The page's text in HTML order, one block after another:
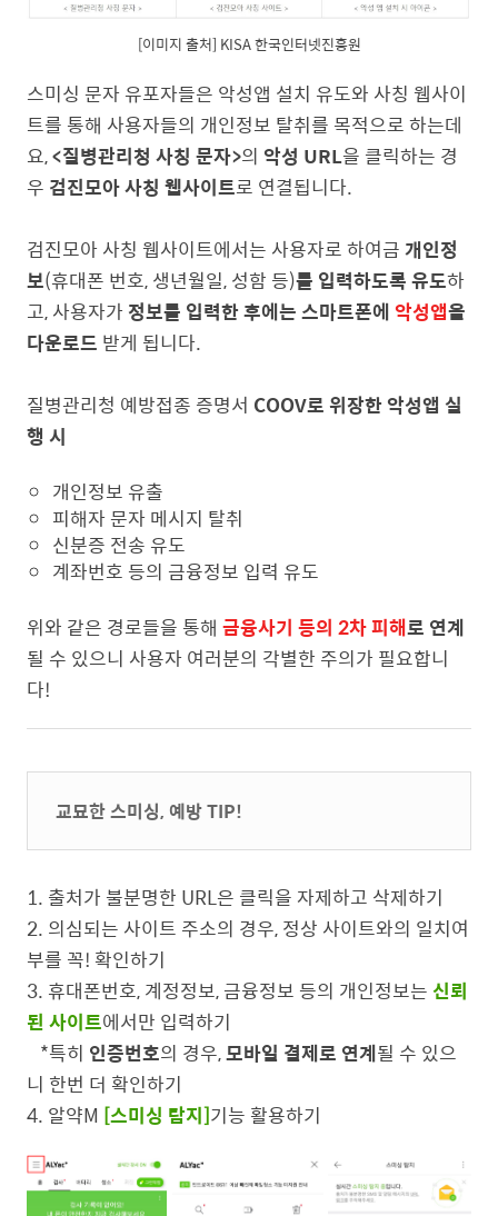
[이미지 출처] KISA 한국인터넷진흥원
스미싱 문자 유포자들은 악성앱 설치 유도와 사칭 웹사이
트를 통해 사용자들의 개인정보 탈취를 목적으로 하는데
요,<질병관리청 사칭 문자>의 악성 URL을 클릭하는 경
우 검진모아 사칭 웹사이트로 연결됩니다.
검진모아 사칭 웹사이트에서는 사용자로 하여금개인정
보(휴대폰 번호, 생년월일, 성함 등)를 입력하도록 유도하
고, 사용자가 정보를 입력한 후에는 스마트폰에악성앱을
다운로드 받게 됩니다.
질병관리청 예방접종 증명서 COOV로 위장한 악성앱 실
행 시
개인정보 유출
피해자 문자 메시지 탈취
신분증 전송 유도
계좌번호 등의 금융정보 입력 유도
위와 같은 경로들을 통해 금융사기 등의 2차 피해로 연계
될 수 있으니 사용자 여러분의 각별한 주의가 필요합니
다!
교묘한 스미싱, 예방 TIP!
1. 출처가 불분명한 URL은 클릭을 자제하고 삭제하기
2. 의심되는 사이트 주소의 경우, 정상 사이트와의 일치여
부를 꼭! 확인하기
3. 휴대폰번호, 계정정보, 금융정보 등의 개인정보는신뢰
된 사이트에서만 입력하기
*특히 인증번호의 경우,모바일 결제로 연계될 수 있으
니 한번 더 확인하기
4. 알약M [스미싱 탐지]기능 활용하기